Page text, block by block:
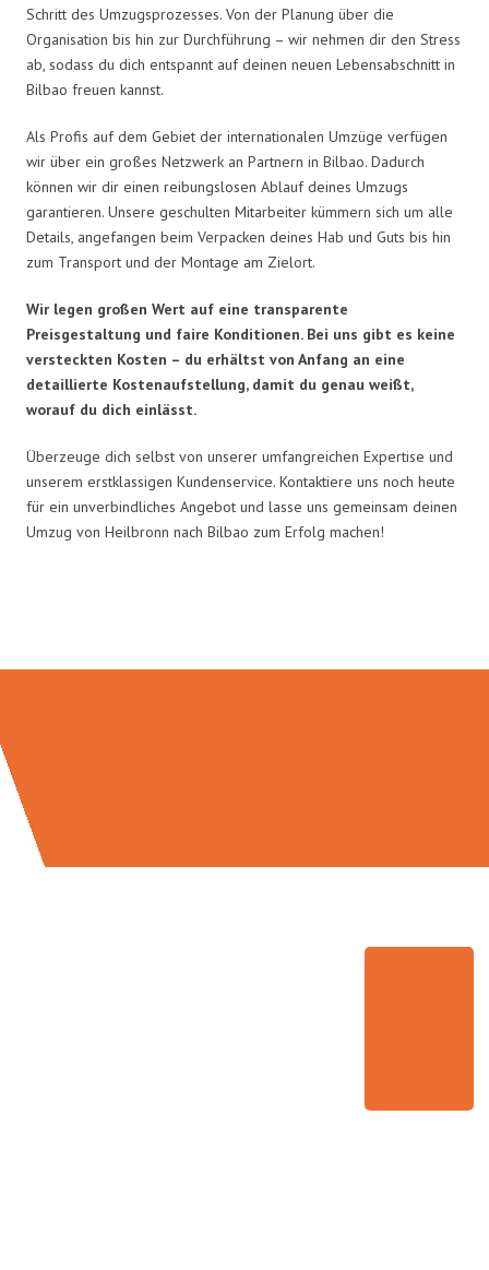
Schritt des Umzugsprozesses. Von der Planung über die
Organisation bis hin zur Durchführung – wir nehmen dir den Stress
ab, sodass du dich entspannt auf deinen neuen Lebensabschnitt in
Bilbao freuen kannst.
Als Profis auf dem Gebiet der internationalen Umzüge verfügen
wir über ein großes Netzwerk an Partnern in Bilbao. Dadurch
können wir dir einen reibungslosen Ablauf deines Umzugs
garantieren. Unsere geschulten Mitarbeiter kümmern sich um alle
Details, angefangen beim Verpacken deines Hab und Guts bis hin
zum Transport und der Montage am Zielort.
Wir legen großen Wert auf eine transparente
Preisgestaltung und faire Konditionen. Bei uns gibt es keine
versteckten Kosten – du erhältst von Anfang an eine
detaillierte Kostenaufstellung, damit du genau weißt,
worauf du dich einlässt.
Überzeuge dich selbst von unserer umfangreichen Expertise und
unserem erstklassigen Kundenservice. Kontaktiere uns noch heute
für ein unverbindliches Angebot und lasse uns gemeinsam deinen
Umzug von Heilbronn nach Bilbao zum Erfolg machen!